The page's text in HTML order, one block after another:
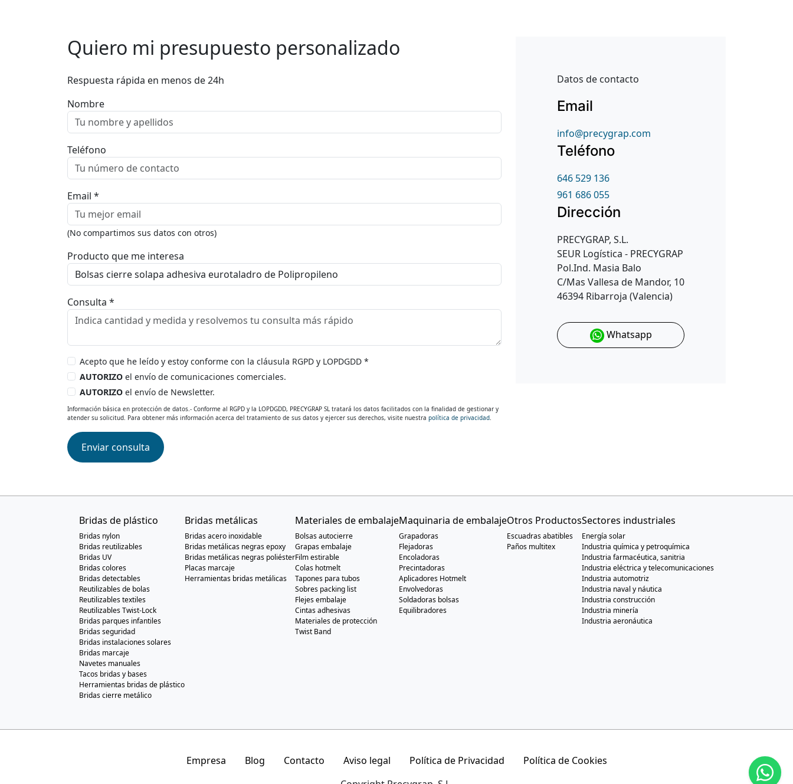
Quiero mi presupuesto personalizado
Respuesta rápida en menos de 24h
Nombre
Teléfono
Email *
(No compartimos sus datos con otros)
Producto que me interesa
Consulta *
Acepto que he leído y estoy conforme con la cláusula RGPD y LOPDGDD *
AUTORIZO el envío de comunicaciones comerciales.
AUTORIZO el envío de Newsletter.
Información básica en protección de datos.- Conforme al RGPD y la LOPDGDD, PRECYGRAP SL tratará los datos facilitados con la finalidad de gestionar y
atender su solicitud. Para obtener más información acerca del tratamiento de sus datos y ejercer sus derechos, visite nuestra política de privacidad
Enviar consulta
Datos de contacto
Email
info@precygrap.com
Teléfono
646 529 136
961 686 055
Dirección
PRECYGRAP, S.L.
SEUR Logística - PRECYGRAP
Pol.Ind. Masia Balo
C/Mas Vallesa de Mandor, 10
46394 Ribarroja (Valencia)
Whatsapp
Bridas de plástico
Bridas nylon
Bridas reutilizables
Bridas UV
Bridas colores
Bridas detectables
Reutilizables de bolas
Reutilizables textiles
Reutilizables Twist-Lock
Bridas parques infantiles
Bridas seguridad
Bridas instalaciones solares
Bridas marcaje
Navetes manuales
Tacos bridas y bases
Herramientas bridas de plástico
Bridas cierre metálico
Bridas metálicas
Bridas acero inoxidable
Bridas metálicas negras epoxy
Bridas metálicas negras poliéster
Placas marcaje
Herramientas bridas metálicas
Materiales de embalaje
Bolsas autocierre
Grapas embalaje
Film estirable
Colas hotmelt
Tapones para tubos
Sobres packing list
Flejes embalaje
Cintas adhesivas
Materiales de protección
Twist Band
Maquinaria de embalaje
Grapadoras
Flejadoras
Encoladoras
Precintadoras
Aplicadores Hotmelt
Envolvedoras
Soldadoras bolsas
Equilibradores
Otros Productos
Escuadras abatibles
Paños multitex
Sectores industriales
Energía solar
Industria química y petroquímica
Industria farmacéutica, sanitria
Industria eléctrica y telecomunicaciones
Industria automotriz
Industria naval y náutica
Industria construcción
Industria minería
Industria aeronáutica
Empresa Blog Contacto Aviso legal Política de Privacidad
Política de Cookies